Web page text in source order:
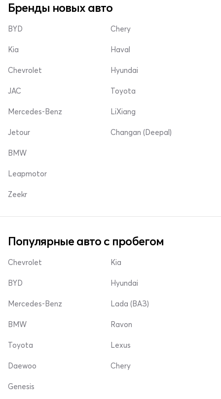
Бренды новых авто
BYD
Kia
Chevrolet
Chery
Haval
Hyundai
JAC
Mercedes-Benz
Jetour
Toyota
LiXiang
Changan (Deepal)
BMW
Leapmotor
Zeekr
Популярные авто с пробегом
Chevrolet
BYD
Mercedes-Benz
Kia
Hyundai
Lada (ВАЗ)
BMW
Toyota
Daewoo
Ravon
Lexus
Chery
Genesis